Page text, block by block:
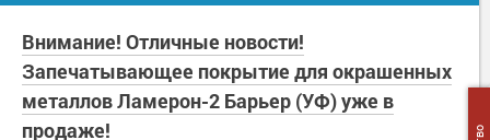
Внимание! Отличные новости!
Запечатывающее покрытие для окрашенных
металлов Ламерон-2 Барьер (УФ) уже в
продаже!